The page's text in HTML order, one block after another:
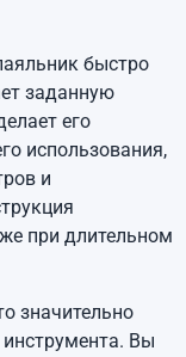
быстро
заданную
его
использования,
и
при длительном
значительно
Вы